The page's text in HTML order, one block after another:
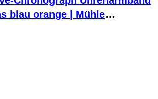
blau orange | Mühle